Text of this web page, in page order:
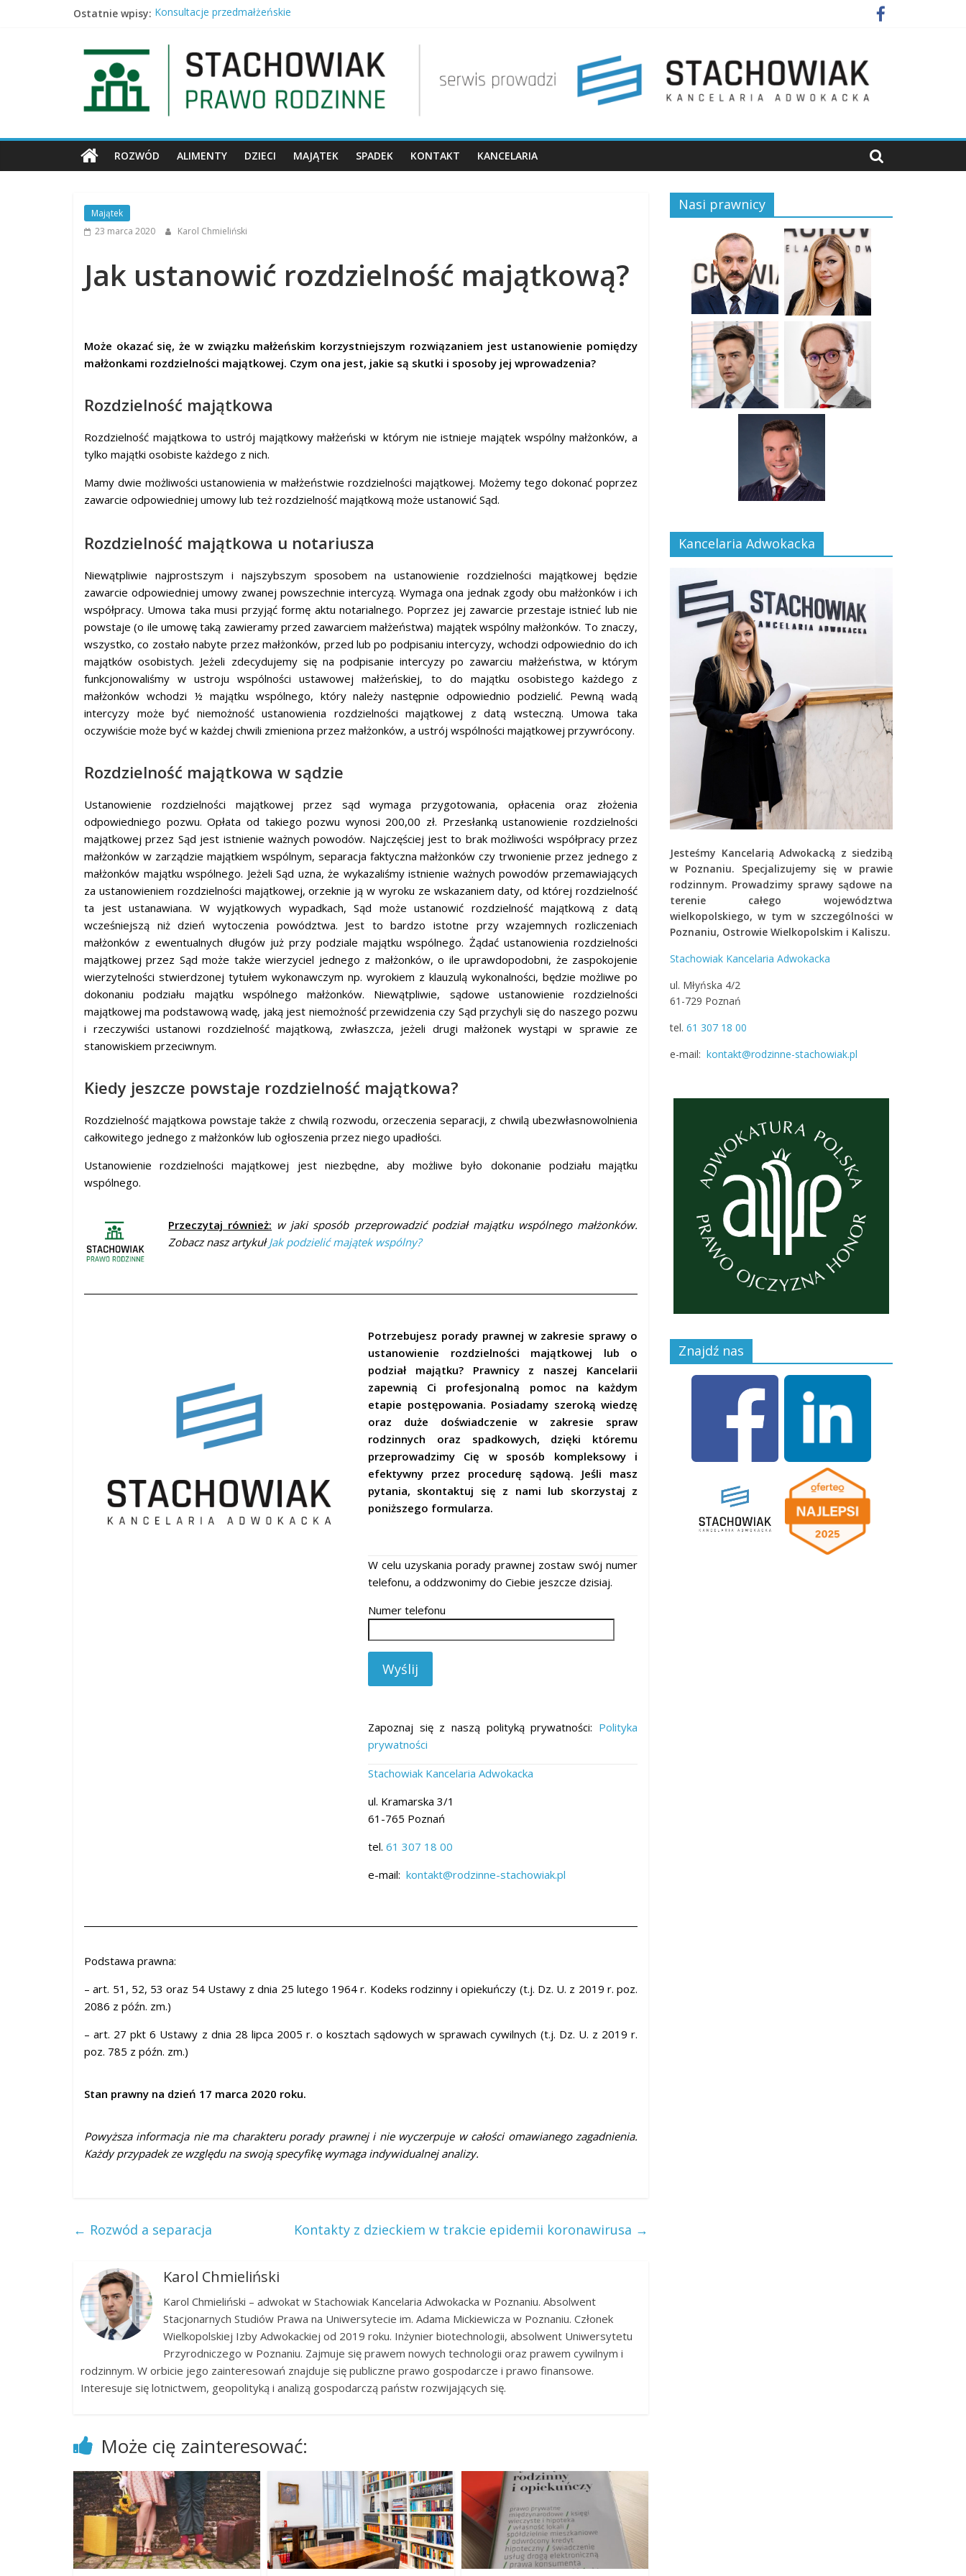
Ostatnie wpisy: Konsultacje przedmałżeńskie
Po ilu latach można dochodzić zachowku?
Zakaz utrzymywania kontaktów z dzieckiem
Kto dziedziczy ustawowo po bezdzietnym małżonku?
ROZWÓD ALIMENTY DZIECI MAJĄTEK SPADEK KONTAKT KANCELARIA
Majątek
23 marca 2020
Karol Chmieliński
Jak ustanowić rozdzielność majątkową?
Może okazać się, że w związku małżeńskim korzystniejszym rozwiązaniem jest ustanowienie pomiędzy
małżonkami rozdzielności majątkowej. Czym ona jest, jakie są skutki i sposoby jej wprowadzenia?
Rozdzielność majątkowa
Rozdzielność majątkowa to ustrój majątkowy małżeński w którym nie istnieje majątek wspólny małżonków, a
tylko majątki osobiste każdego z nich.
Mamy dwie możliwości ustanowienia w małżeństwie rozdzielności majątkowej. Możemy tego dokonać poprzez
zawarcie odpowiedniej umowy lub też rozdzielność majątkową może ustanowić Sąd.
Rozdzielność majątkowa u notariusza
Niewątpliwie najprostszym i najszybszym sposobem na ustanowienie rozdzielności majątkowej będzie
zawarcie odpowiedniej umowy zwanej powszechnie intercyzą. Wymaga ona jednak zgody obu małżonków i ich
współpracy. Umowa taka musi przyjąć formę aktu notarialnego. Poprzez jej zawarcie przestaje istnieć lub nie
powstaje (o ile umowę taką zawieramy przed zawarciem małżeństwa) majątek wspólny małżonków. To znaczy,
wszystko, co zostało nabyte przez małżonków, przed lub po podpisaniu intercyzy, wchodzi odpowiednio do ich
majątków osobistych. Jeżeli zdecydujemy się na podpisanie intercyzy po zawarciu małżeństwa, w którym
funkcjonowaliśmy w ustroju wspólności ustawowej małżeńskiej, to do majątku osobistego każdego z
małżonków wchodzi ½ majątku wspólnego, który należy następnie odpowiednio podzielić. Pewną wadą
intercyzy może być niemożność ustanowienia rozdzielności majątkowej z datą wsteczną. Umowa taka
oczywiście może być w każdej chwili zmieniona przez małżonków, a ustrój wspólności majątkowej przywrócony.
Rozdzielność majątkowa w sądzie
Ustanowienie rozdzielności majątkowej przez sąd wymaga przygotowania, opłacenia oraz złożenia
odpowiedniego pozwu. Opłata od takiego pozwu wynosi 200,00 zł. Przesłanką ustanowienie rozdzielności
majątkowej przez Sąd jest istnienie ważnych powodów. Najczęściej jest to brak możliwości współpracy przez
małżonków w zarządzie majątkiem wspólnym, separacja faktyczna małżonków czy trwonienie przez jednego z
małżonków majątku wspólnego. Jeżeli Sąd uzna, że wykazaliśmy istnienie ważnych powodów przemawiających
za ustanowieniem rozdzielności majątkowej, orzeknie ją w wyroku ze wskazaniem daty, od której rozdzielność
ta jest ustanawiana. W wyjątkowych wypadkach, Sąd może ustanowić rozdzielność majątkową z datą
wcześniejszą niż dzień wytoczenia powództwa. Jest to bardzo istotne przy wzajemnych rozliczeniach
małżonków z ewentualnych długów już przy podziale majątku wspólnego. Żądać ustanowienia rozdzielności
majątkowej przez Sąd może także wierzyciel jednego z małżonków, o ile uprawdopodobni, że zaspokojenie
wierzytelności stwierdzonej tytułem wykonawczym np. wyrokiem z klauzulą wykonalności, będzie możliwe po
dokonaniu podziału majątku wspólnego małżonków. Niewątpliwie, sądowe ustanowienie rozdzielności
majątkowej ma podstawową wadę, jaką jest niemożność przewidzenia czy Sąd przychyli się do naszego pozwu
i rzeczywiści ustanowi rozdzielność majątkową, zwłaszcza, jeżeli drugi małżonek wystąpi w sprawie ze
stanowiskiem przeciwnym.
Kiedy jeszcze powstaje rozdzielność majątkowa?
Rozdzielność majątkowa powstaje także z chwilą rozwodu, orzeczenia separacji, z chwilą ubezwłasnowolnienia
całkowitego jednego z małżonków lub ogłoszenia przez niego upadłości.
Ustanowienie rozdzielności majątkowej jest niezbędne, aby możliwe było dokonanie podziału majątku
wspólnego.
Przeczytaj również: w jaki sposób przeprowadzić podział majątku wspólnego małżonków.
Zobacz nasz artykułJak podzielić majątek wspólny?
Potrzebujesz porady prawnej w zakresie sprawy o
ustanowienie rozdzielności majątkowej lub o
podział majątku? Prawnicy z naszej Kancelarii
zapewnią Ci profesjonalną pomoc na każdym
etapie postępowania. Posiadamy szeroką wiedzę
oraz duże doświadczenie w zakresie spraw
rodzinnych oraz spadkowych, dzięki któremu
przeprowadzimy Cię w sposób kompleksowy i
efektywny przez procedurę sądową. Jeśli masz
pytania, skontaktuj się z nami lub skorzystaj z
poniższego formularza.
W celu uzyskania porady prawnej zostaw swój numer
telefonu, a oddzwonimy do Ciebie jeszcze dzisiaj.
Numer telefonu
Zapoznaj się z naszą polityką prywatności: Polityka
prywatności
Stachowiak Kancelaria Adwokacka
ul. Kramarska 3/1
61-765 Poznań
tel. 61 307 18 00
e-mail: kontakt@rodzinne-stachowiak.pl
Podstawa prawna:
– art. 51, 52, 53 oraz 54 Ustawy z dnia 25 lutego 1964 r. Kodeks rodzinny i opiekuńczy (t.j. Dz. U. z 2019 r. poz.
2086 z późn. zm.)
– art. 27 pkt 6 Ustawy z dnia 28 lipca 2005 r. o kosztach sądowych w sprawach cywilnych (t.j. Dz. U. z 2019 r.
poz. 785 z późn. zm.)
Stan prawny na dzień 17 marca 2020 roku.
Powyższa informacja nie ma charakteru porady prawnej i nie wyczerpuje w całości omawianego zagadnienia.
Każdy przypadek ze względu na swoją specyfikę wymaga indywidualnej analizy.
← Rozwód a separacja Kontakty z dzieckiem w trakcie epidemii koronawirusa →
Karol Chmieliński
Karol Chmieliński – adwokat w Stachowiak Kancelaria Adwokacka w Poznaniu. Absolwent
Stacjonarnych Studiów Prawa na Uniwersytecie im. Adama Mickiewicza w Poznaniu. Członek
Wielkopolskiej Izby Adwokackiej od 2019 roku. Inżynier biotechnologii, absolwent Uniwersytetu
Przyrodniczego w Poznaniu. Zajmuje się prawem nowych technologii oraz prawem cywilnym i
rodzinnym. W orbicie jego zainteresowań znajduje się publiczne prawo gospodarcze i prawo finansowe.
Interesuje się lotnictwem, geopolityką i analizą gospodarczą państw rozwijających się.
Może cię zainteresować:
Nasi prawnicy
Kancelaria Adwokacka
Jesteśmy Kancelarią Adwokacką z siedzibą
w Poznaniu. Specjalizujemy się w prawie
rodzinnym. Prowadzimy sprawy sądowe na
terenie całego województwa
wielkopolskiego, w tym w szczególności w
Poznaniu, Ostrowie Wielkopolskim i Kaliszu.
Stachowiak Kancelaria Adwokacka
ul. Młyńska 4/2
61-729 Poznań
tel. 61 307 18 00
e-mail: kontakt@rodzinne-stachowiak.pl
Znajdź nas